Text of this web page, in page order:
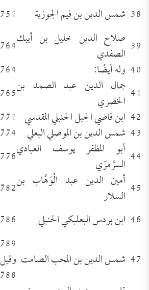
38 شمس الدين بن قيم الجوزية 751
39 صلاح الدين خليل بن أيبك
الصفدي 764
40 وله أيضًا: 764
41 جمال الدين عبد الصمد بن
الخضري 765
42 ابن قاضي الجبل الحنبلي المقدسي 771
43 شمس الدين بن الموصلي البعلي 774
44 أبو المظفر يوسف العبادي
السرَّمرّي 776
45 أمين الدين عبد الْوَهَّاب بن
السلار 782
46 ابن بردس البعلبكي الحنبلي 786
47 شمس الدين بن المحب الصامت
789
وقيل
788